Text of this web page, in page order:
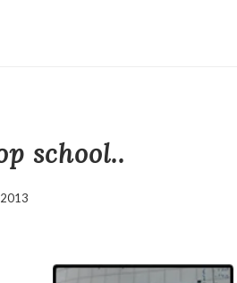
school..